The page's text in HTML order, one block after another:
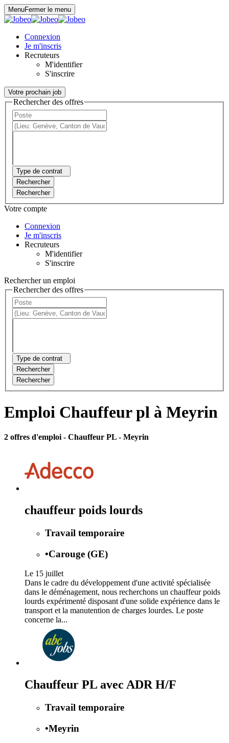
MenuFermer le menu
Connexion
Je m'inscris
Recruteurs
M'identifier
S'inscrire
Votre prochain job
Rechercher des offres
Type de contrat
Rechercher
Rechercher
Votre compte
Connexion
Je m'inscris
Recruteurs
M'identifier
S'inscrire
Rechercher un emploi
Rechercher des offres
Type de contrat
Rechercher
Rechercher
Emploi Chauffeur pl à Meyrin
2 offres d'emploi - Chauffeur PL - Meyrin
chauffeur poids lourds
Travail temporaire
•Carouge (GE)
Le 15 juillet
Dans le cadre du développement d'une activité spécialisée
dans le déménagement, nous recherchons un chauffeur poids
lourds expérimenté disposant d'une solide expérience dans le
transport et la manutention de charges lourdes. Le poste
concerne la...
Chauffeur PL avec ADR H/F
Travail temporaire
•Meyrin
Panneau de gestion des cookies